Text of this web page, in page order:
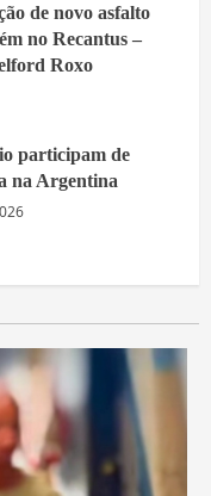
de novo asfalto
no Recantus –
Roxo
participam de
na Argentina